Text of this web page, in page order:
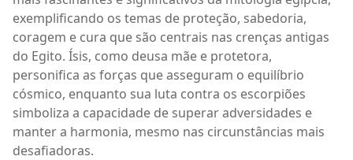
exemplificando os temas de proteção, sabedoria,
coragem e cura que são centrais nas crenças antigas
do Egito. Ísis, como deusa mãe e protetora,
personifica as forças que asseguram o equilíbrio
cósmico, enquanto sua luta contra os escorpiões
simboliza a capacidade de superar adversidades e
manter a harmonia, mesmo nas circunstâncias mais
desafiadoras.